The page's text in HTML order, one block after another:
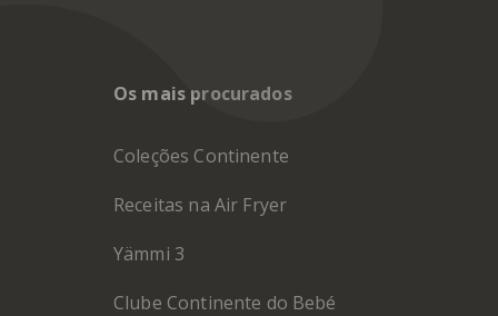
Os mais procurados
Coleções Continente
Receitas na Air Fryer
Yämmi 3
Clube Continente do Bebé